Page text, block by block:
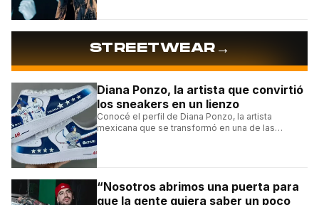
STREETWEAR→
Diana Ponzo, la artista que convirtió
los sneakers en un lienzo
Conocé el perfil de Diana Ponzo, la artista
mexicana que se transformó en una de las
“Nosotros abrimos una puerta para
que la gente quiera saber un poco